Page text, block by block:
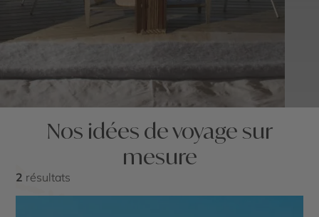
Nos idées de voyage sur
mesure
2 résultats